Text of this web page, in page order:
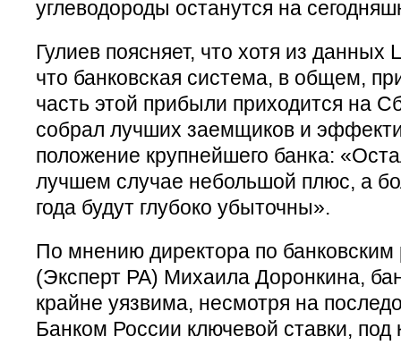
углеводороды останутся на
Гулиев поясняет, что хотя из данных
что банковская система, в общем,
часть этой прибыли приходится на
собрал лучших заемщиков и
положение крупнейшего банка:
лучшем случае небольшой плюс, а
года будут глубоко убыточны».
По мнению директора по банковским
(Эксперт РА) Михаила Доронкина,
крайне уязвима, несмотря на
Банком России ключевой ставки,